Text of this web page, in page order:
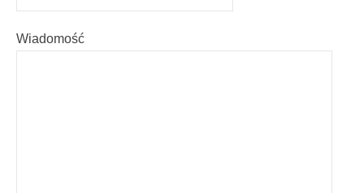
Wiadomość